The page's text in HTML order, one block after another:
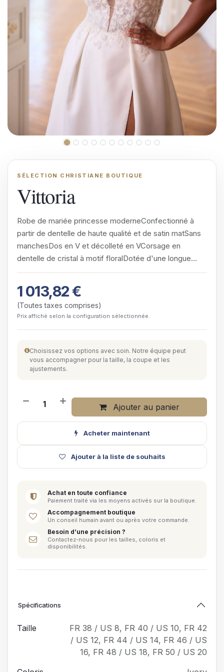
SÉLECTION CHRISTIANE BOUTIQUE
Vittoria
Robe de mariée princesse moderneConfectionné à
partir de dentelle de haute qualité et de satin matSans
manchesDos en V et décolleté en VCorsage en
dentelle de cristal à motif floralDotée d'une longue
traîneFermeture à…
1 013,82€
(Toutes taxes comprises)
Prix affiché selon la configuration sélectionnée.
Choisissez vos options avec soin. Notre équipe peut
vous accompagner pour la taille, la coupe et les
ajustements.
Ajouter au panier
Acheter maintenant
Ajouter à la liste de souhaits
Achat en toute confiance
Paiement traité via les moyens activés sur la boutique.
Accompagnement boutique
Un conseil humain avant ou après votre commande.
Besoin d’une précision ?
Contactez-nous pour les tailles, coloris et
disponibilités.
Spécifications
Taille FR 38 / US 8, FR 40 / US 10, FR 42
/ US 12, FR 44 / US 14, FR 46 / US
16, FR 48 / US 18, FR 50 / US 20